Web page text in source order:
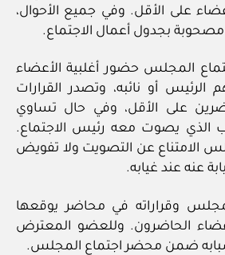
على الأقل. وفي جميع الأحوال،
بجدول أعمال الاجتماع.
المجلس حضور أغلبية الأعضاء
أو نائبه، وتصدر القرارات
على الأقل، وفي حال تساوي
الذي يصوت معه رئيس الاجتماع.
الامتناع عن التصويت ولا تفويض
عنه عند غيابه.
وقراراته في محاضر يوقعها
الحاضرون. وللعضو المعترض
ضمن محضر اجتماع المجلس.